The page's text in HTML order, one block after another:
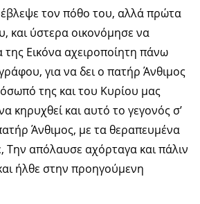
τον πόθο του, αλλά πρώτα
και ύστερα οικονόμησε να
της Εικόνα αχειροποίητη πάνω
για να δει ο πατήρ Άνθιμος
της και του Κυρίου μας
κηρυχθεί και αυτό το γεγονός σ’
Άνθιμος, με τα θεραπευμένα
Την απόλαυσε αχόρταγα και πάλιν
ήλθε στην προηγούμενη